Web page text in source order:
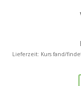
Lieferzeit: Kurs fand/